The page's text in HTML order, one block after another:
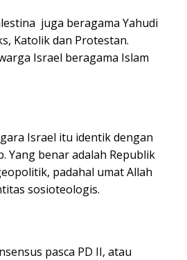
juga beragama Yahudi
Katolik dan Protestan.
Israel beragama Islam
Israel itu identik dengan
Yang benar adalah Republik
padahal umat Allah
sosioteologis.
pasca PD II, atau